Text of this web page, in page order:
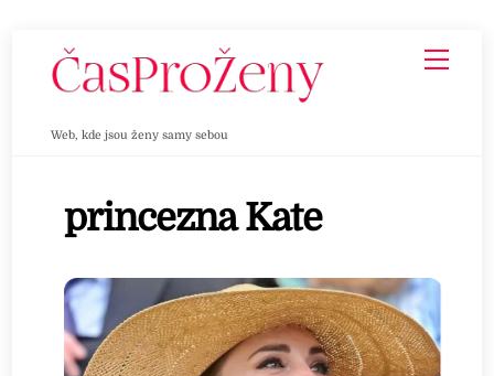
Web, kde jsou ženy samy sebou
princezna Kate